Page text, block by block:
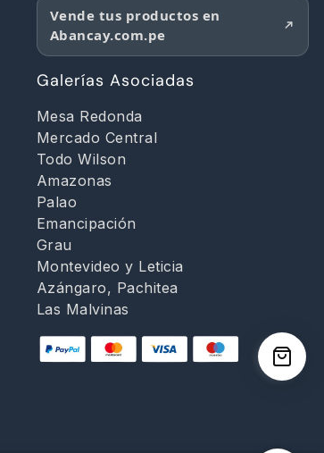
Vende tus productos en
Abancay.com.pe
Galerías Asociadas
Mesa Redonda
Mercado Central
Todo Wilson
Amazonas
Palao
Emancipación
Grau
Montevideo y Leticia
Azángaro, Pachitea
Las Malvinas